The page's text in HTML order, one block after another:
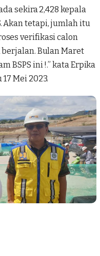
sekira 2,428 kepala
. Akan tetapi, jumlah itu
verifikasi calon
Bulan Maret
BSPS ini !.” kata Erpika
17 Mei 2023.